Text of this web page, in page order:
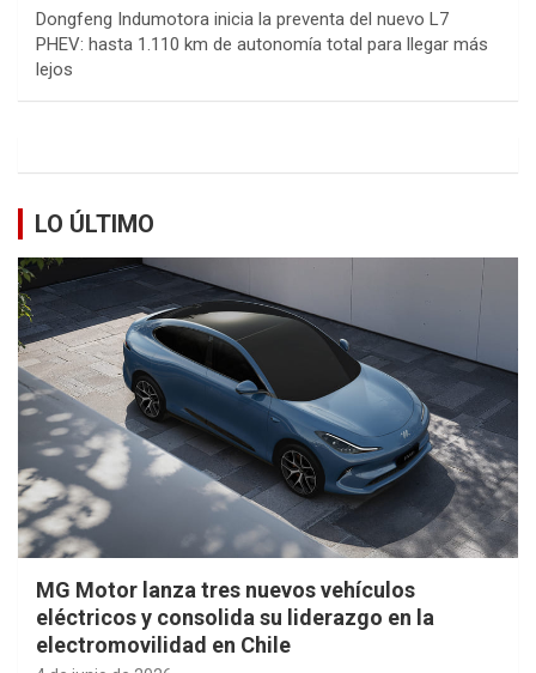
Dongfeng Indumotora inicia la preventa del nuevo L7
PHEV: hasta 1.110 km de autonomía total para llegar más
lejos
LO ÚLTIMO
MG Motor lanza tres nuevos vehículos
eléctricos y consolida su liderazgo en la
electromovilidad en Chile